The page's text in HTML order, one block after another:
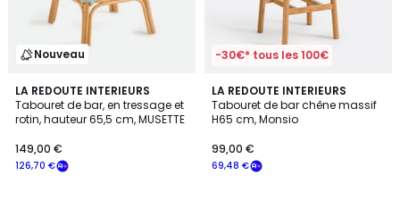
Nouveau
LA REDOUTE INTERIEURS
Tabouret de bar, en tressage et
rotin, hauteur 65,5 cm, MUSETTE
126,70 €
149,00 €
-30€* tous les 100€
LA REDOUTE INTERIEURS
Tabouret de bar chêne massif
H65 cm, Monsio
69,48 €
99,00 €
4
/
5